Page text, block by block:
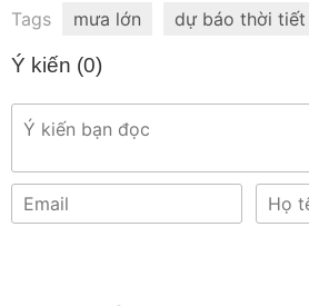
Tags mưa lớn dự báo thời tiết
Ý kiến (0)